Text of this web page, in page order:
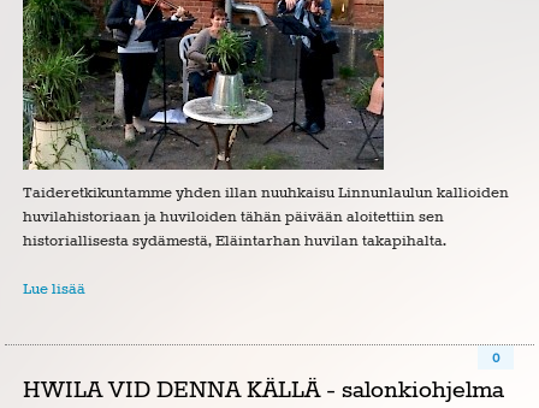
Taideretkikuntamme yhden illan nuuhkaisu Linnunlaulun kallioiden
huvilahistoriaan ja huviloiden tähän päivään aloitettiin sen
historiallisesta sydämestä, Eläintarhan huvilan takapihalta.
Lue lisää
0
HWILA VID DENNA KÄLLÄ - salonkiohjelma